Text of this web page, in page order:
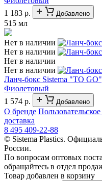
1 183 р.
Добавлено
515 мл
Нет в наличии
Нет в наличии
Нет в наличии
Нет в наличии
Ланч-бокс Sistema "TO
Фиолетовый
1 574 р.
Добавлено
О бренде
доставка
8 495 409-22-88
© Sistema Plastics.
России.
По вопросам оптовых
обращайтесь в отдел
Товар добавлен в корзину